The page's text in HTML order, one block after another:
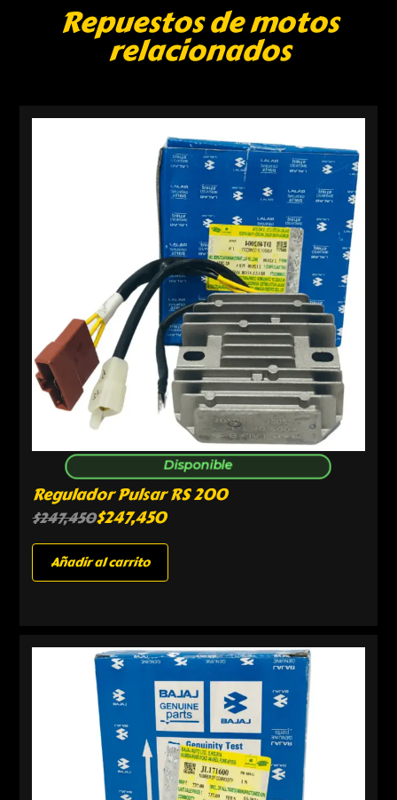
Repuestos de motos
relacionados
Disponible
Regulador Pulsar RS 200
$247,450$247,450
Añadir al carrito